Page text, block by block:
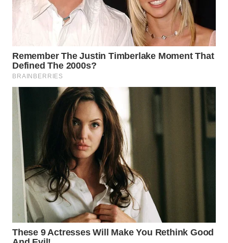
WN
TEBING
TINGGI
PAKPAK
WN
KARAWANG
WN
BEKASI
BOGOR